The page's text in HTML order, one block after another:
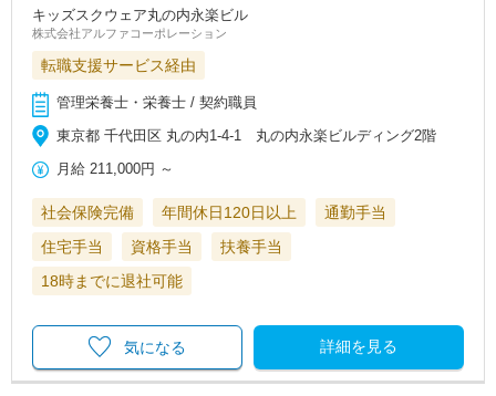
キッズスクウェア丸の内永楽ビル
株式会社アルファコーポレーション
転職支援サービス経由
管理栄養士・栄養士 / 契約職員
東京都 千代田区 丸の内1-4-1 丸の内永楽ビルディング2階
月給 211,000円 ～
社会保険完備 年間休日120日以上
通勤手当
住宅手当
資格手当
扶養手当
18時までに退社可能
詳細を見る
気になる